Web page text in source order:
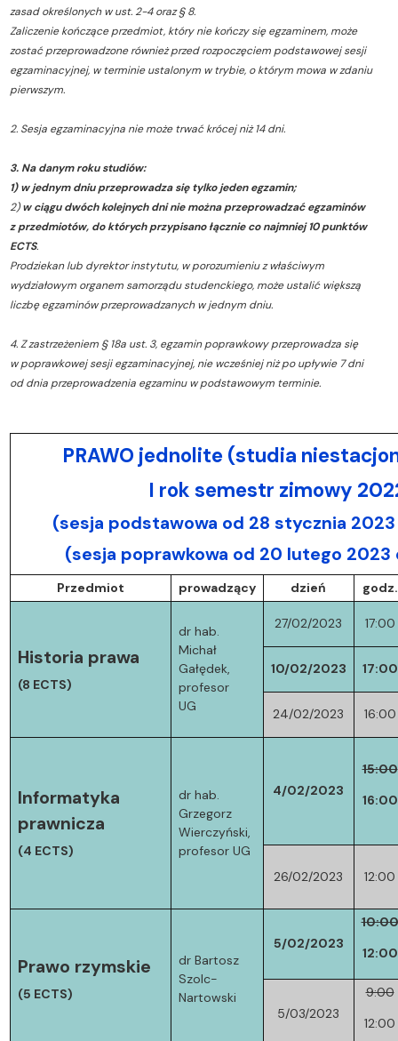
zasad określonych w ust. 2-4 oraz § 8.
Zaliczenie kończące przedmiot, który nie kończy się egzaminem, może
zostać przeprowadzone również przed rozpoczęciem podstawowej sesji
egzaminacyjnej, w terminie ustalonym w trybie, o którym mowa w zdaniu
pierwszym.
2. Sesja egzaminacyjna nie może trwać krócej niż 14 dni.
3. Na danym roku studiów:
1) w jednym dniu przeprowadza się tylko jeden egzamin;
2) w ciągu dwóch kolejnych dni nie można przeprowadzać egzaminów
z przedmiotów, do których przypisano łącznie co najmniej 10 punktów
ECTS.
Prodziekan lub dyrektor instytutu, w porozumieniu z właściwym
wydziałowym organem samorządu studenckiego, może ustalić większą
liczbę egzaminów przeprowadzanych w jednym dniu.
4. Z zastrzeżeniem § 18a ust. 3, egzamin poprawkowy przeprowadza się
w poprawkowej sesji egzaminacyjnej, nie wcześniej niż po upływie 7 dni
od dnia przeprowadzenia egzaminu w podstawowym terminie.
PRAWO jednolite (studia
I rok semestr zimowy
(sesja podstawowa od 28 stycznia
(sesja poprawkowa od 20 lutego 2023
Przedmiot prowadzący dzień godz.
Historia prawa
(8 ECTS)
dr hab.
Michał
Gałędek,
profesor
UG
27/02/2023 17:00
10/02/2023 17:00
24/02/2023 16:00
Informatyka
prawnicza
(4 ECTS)
dr hab.
Grzegorz
Wierczyński,
profesor UG
4/02/2023
15:00
16:00
26/02/2023 12:00
Prawo rzymskie
(5 ECTS)
dr Bartosz
Szolc-
Nartowski
5/02/2023
10:00
12:00
5/03/2023
9:00
12:00